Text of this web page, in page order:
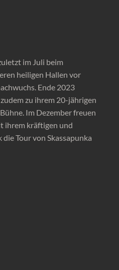
im Juli beim
heiligen Hallen vor
Ende 2023
zu ihrem 20-jährigen
Im Dezember freuen
ihrem kräftigen und
Tour von Skassapunka